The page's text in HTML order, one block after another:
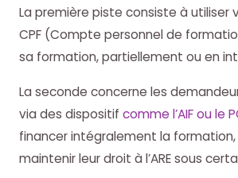
La première piste consiste à utiliser
CPF (Compte personnel de
sa formation, partiellement ou en
La seconde concerne les
via des dispositif comme l’AIF ou le
financer intégralement la
maintenir leur droit à l’ARE sous